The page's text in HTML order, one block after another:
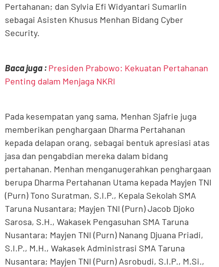
Pertahanan; dan Sylvia Efi Widyantari Sumarlin
sebagai Asisten Khusus Menhan Bidang Cyber
Security.
Baca juga : Presiden Prabowo: Kekuatan Pertahanan
Penting dalam Menjaga NKRI
Pada kesempatan yang sama, Menhan Sjafrie juga
memberikan penghargaan Dharma Pertahanan
kepada delapan orang, sebagai bentuk apresiasi atas
jasa dan pengabdian mereka dalam bidang
pertahanan. Menhan menganugerahkan penghargaan
berupa Dharma Pertahanan Utama kepada Mayjen TNI
(Purn) Tono Suratman, S.I.P., Kepala Sekolah SMA
Taruna Nusantara; Mayjen TNI (Purn) Jacob Djoko
Sarosa, S.H., Wakasek Pengasuhan SMA Taruna
Nusantara; Mayjen TNI (Purn) Nanang Djuana Priadi,
S.I.P., M.H., Wakasek Administrasi SMA Taruna
Nusantara; Mayjen TNI (Purn) Asrobudi, S.I.P., M.Si.,